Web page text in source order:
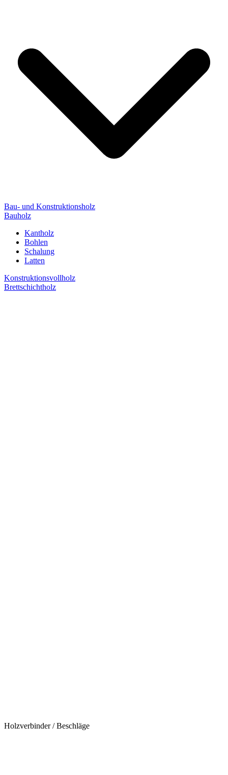
Bau- und Konstruktionsholz
Bauholz
Kantholz
Bohlen
Schalung
Latten
Konstruktionsvollholz
Brettschichtholz
Holzverbinder / Beschläge